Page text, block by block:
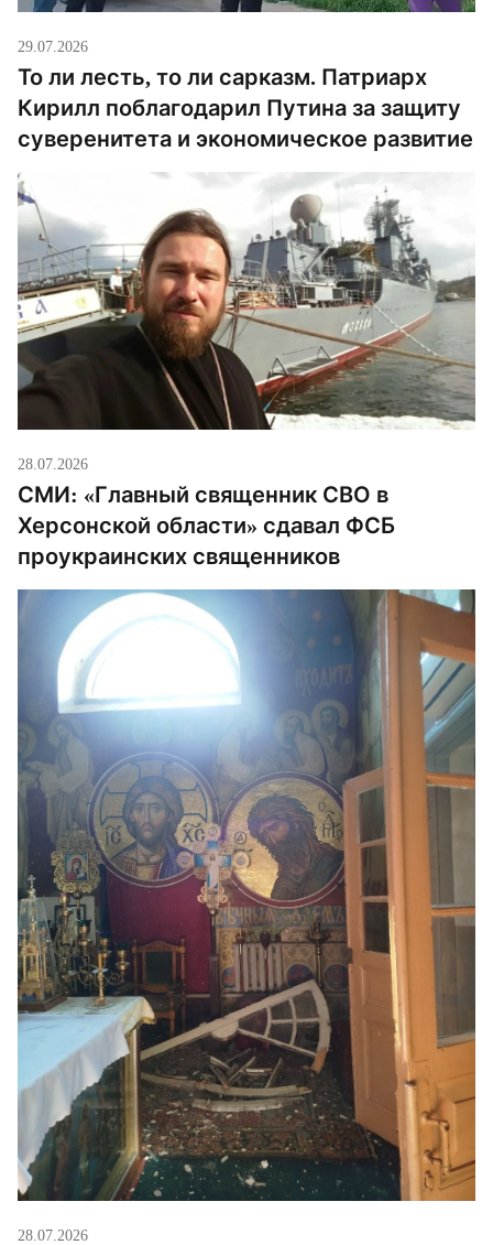
29.07.2026
То ли лесть, то ли сарказм. Патриарх
Кирилл поблагодарил Путина за защиту
суверенитета и экономическое развитие
28.07.2026
СМИ: «Главный священник СВО в
Херсонской области» сдавал ФСБ
проукраинских священников
28.07.2026